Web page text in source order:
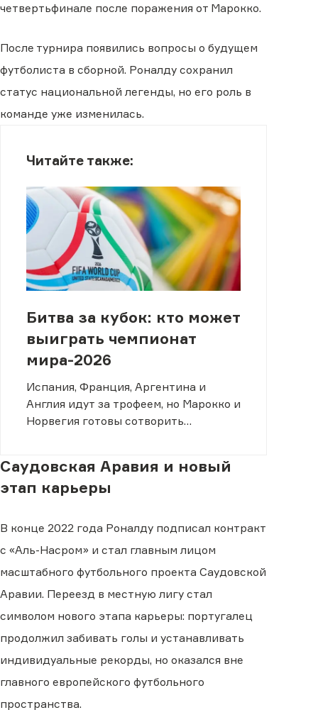
четвертьфинале после поражения от Марокко.
После турнира появились вопросы о будущем
футболиста в сборной. Роналду сохранил
статус национальной легенды, но его роль в
команде уже изменилась.
Читайте также:
Битва за кубок: кто может
выиграть чемпионат
мира-2026
Испания, Франция, Аргентина и
Англия идут за трофеем, но Марокко и
Норвегия готовы сотворить
Саудовская Аравия и новый
этап карьеры
В конце 2022 года Роналду подписал контракт
с «Аль-Насром» и стал главным лицом
масштабного футбольного проекта Саудовской
Аравии. Переезд в местную лигу стал
символом нового этапа карьеры: португалец
продолжил забивать голы и устанавливать
индивидуальные рекорды, но оказался вне
главного европейского футбольного
пространства.